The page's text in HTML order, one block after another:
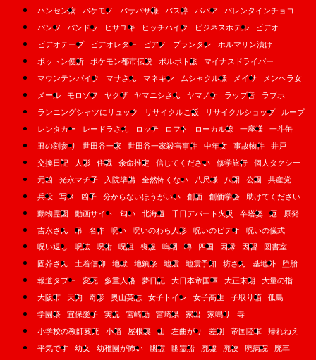
ハンセン病
バケモノ バサバサ様 バス停 ババア
バレンタインチョコ
パンツ
パンドラ ヒサユキ ヒッチハイク ビジネスホテル
ビデオ
ビデオテープ
ビデオレター ピアノ プランタン
ホルマリン漬け
ボットン便所
ポケモン都市伝説 ポルポト派
マイナスドライバー
マウンテンバイク
マサさん マネキン ムシャクル様 メイサ
メンヘラ女
メール
モロゾフ ヤクザ ヤマニシさん ヤマノケ ラップ音
ラブホ
ランニングシャツにリュック
リサイクルご飯 リサイクルショップ
ループ
レンタカー
レードラさん ロッテ ロフト ローカル線 一座様
一斗缶
丑の刻参り
世田谷一家 世田谷一家殺害事件 中年女 事故物件
井戸
交換日記
人形 住職 余命推定 信じてください 修学旅行
個人タクシー
元凶
光永マチ子 入院準備 全然怖くない 八尺様 八開 公園
共産党
兵役
写メ 凶子 分からないほうがいい 創価 創価学会
助けてください
動物霊園
動画サイト 匂い 北海道 千日デパート火災 卒塔婆 厄
原発
吉永さん
吊 名作 呪い 呪いのわら人形 呪いのビデオ
呪いの儀式
呪い返し
呪法 呪術 呪詛 喪服 嗚咽 噂 四国 因縁 因習
図書室
固芥さん
土着信仰 地獄 地鎮祭 地震 地震予知 坊さん 基地外
堕胎
報道タブー
変死 多重人格 夢日記 大日本帝国軍 大正末期
大量の指
大阪市
天狗 奇形 奥山英志 女子トイレ 女子高生 子取り箱
孤島
学園祭
宜保愛子 実況 宮崎勤 宮崎県 家出 家鳴り
寺
小学校の教師変死
小箱 屋根裏 山 左曲がり 差別 帝国陸軍
帰れねえ
平気です
幼女 幼稚園が怖い 幽霊 幽霊船 廃墟 廃校 廃病院
廃車